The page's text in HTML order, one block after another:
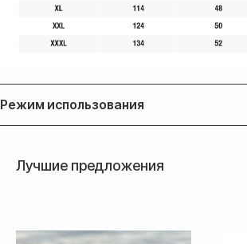
Режим использования
Лучшие предложения
Доставка
почтовым сервисом СДЭК: